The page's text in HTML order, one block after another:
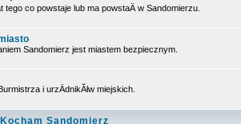
tego co powstaje lub ma powstaÄ w Sandomierzu.
Sandomierz jest miastem bezpiecznym.
i urzÄdnikĂłw miejskich.
Sandomierz